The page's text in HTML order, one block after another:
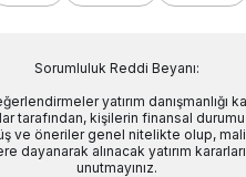
Sorumluluk Reddi Beyanı:
yatırım danışmanlığı
tarafından, kişilerin finansal
ve öneriler genel nitelikte olup,
dayanarak alınacak yatırım
unutmayınız.